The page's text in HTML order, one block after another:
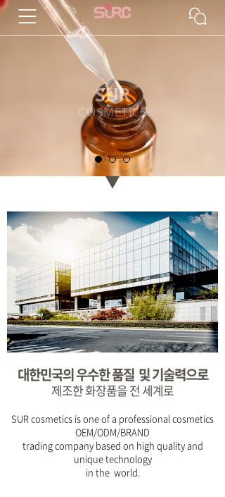
SUR
COSMETICS
대한민국의 우수한 품질 및기술력으로
제조한 화장품을 전 세계로
SUR cosmetics is one of a professional cosmetics
OEM/ODM/BRAND
trading company based on high quality and
unique technology
in the world.